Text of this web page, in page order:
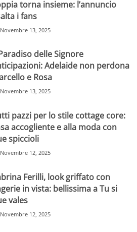
torna insieme: l’annuncio
i fans
Novembre 13, 2025
delle Signore
Adelaide non perdona
e Rosa
Novembre 13, 2025
pazzi per lo stile cottage core:
accogliente e alla moda con
spiccioli
Novembre 12, 2025
Ferilli, look griffato con
in vista: bellissima a Tu si
vales
Novembre 12, 2025